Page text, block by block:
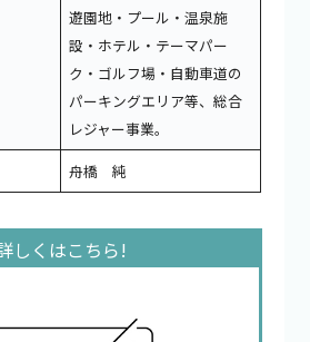
遊園地・プール・温泉施
設・ホテル・テーマパー
ク・ゴルフ場・自動車道の
パーキングエリア等、総合
レジャー事業。
舟橋 純